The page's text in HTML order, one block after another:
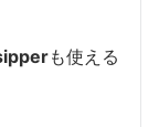
も使える